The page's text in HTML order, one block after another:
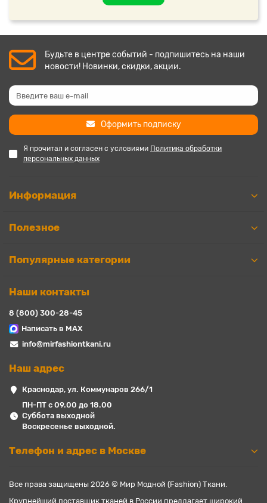
Будьте в центре событий - подпишитесь на наши
новости! Новинки, скидки, акции.
Оформить подписку
Я прочитал и согласен с условиями Политика обработки
персональных данных
Информация
Полезное
Популярные категории
Наши контакты
8 (800) 300-28-45
Написать в MAX
info@mirfashiontkani.ru
Наш адрес
Краснодар, ул. Коммунаров 266/1
ПН-ПТ с 09.00 до 18.00
Суббота выходной
Воскресенье выходной.
Телефон и адрес в Москве
Все права защищены 2026 © Мир Модной (Fashion) Ткани.
Крупнейший поставщик тканей в России предлагает широкий